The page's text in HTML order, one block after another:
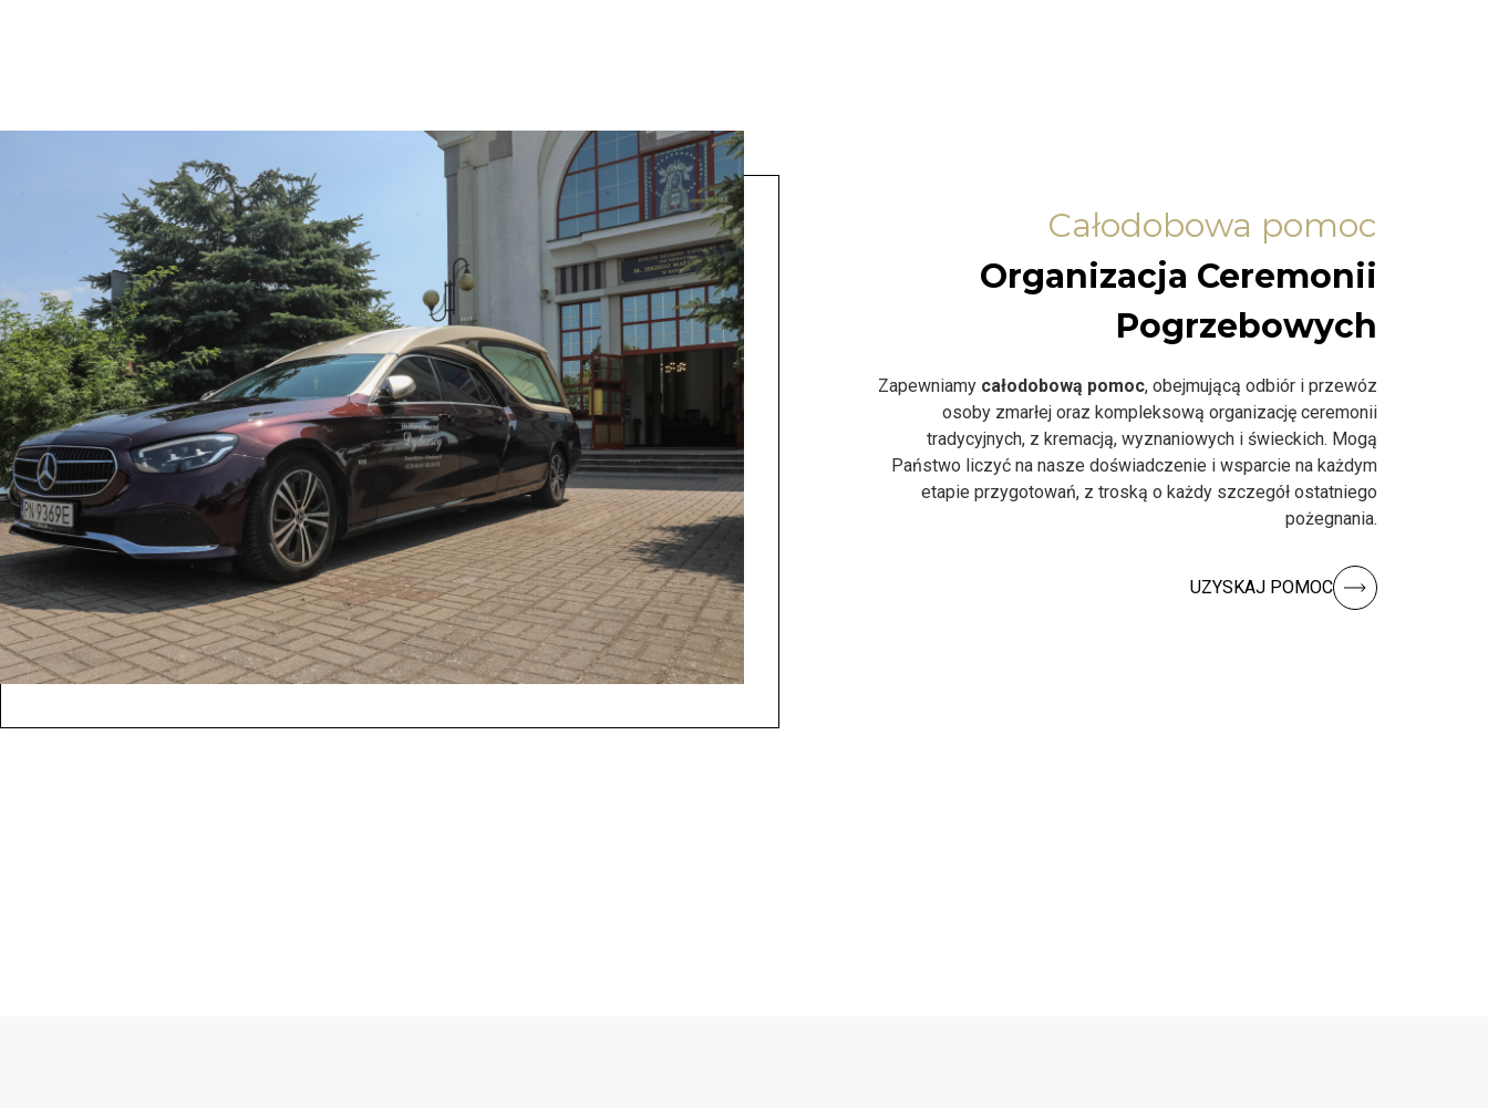
Całodobowa pomoc
Organizacja Ceremonii
Pogrzebowych
Zapewniamy całodobową pomoc, obejmującą odbiór i przewóz
osoby zmarłej oraz kompleksową organizację ceremonii
tradycyjnych, z kremacją, wyznaniowych i świeckich. Mogą
Państwo liczyć na nasze doświadczenie i wsparcie na każdym
etapie przygotowań, z troską o każdy szczegół ostatniego
pożegnania.
UZYSKAJ POMOC